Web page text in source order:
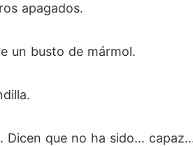
apagados.
un busto de mármol.
que no ha sido...